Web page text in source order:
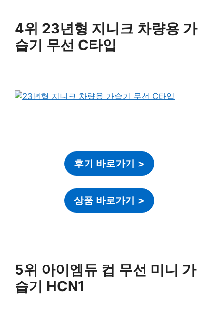
4위 23년형 지니크 차량용 가
습기 무선 C타입
후기 바로가기 >
상품 바로가기 >
5위 아이엠듀 컵 무선 미니 가
습기 HCN1